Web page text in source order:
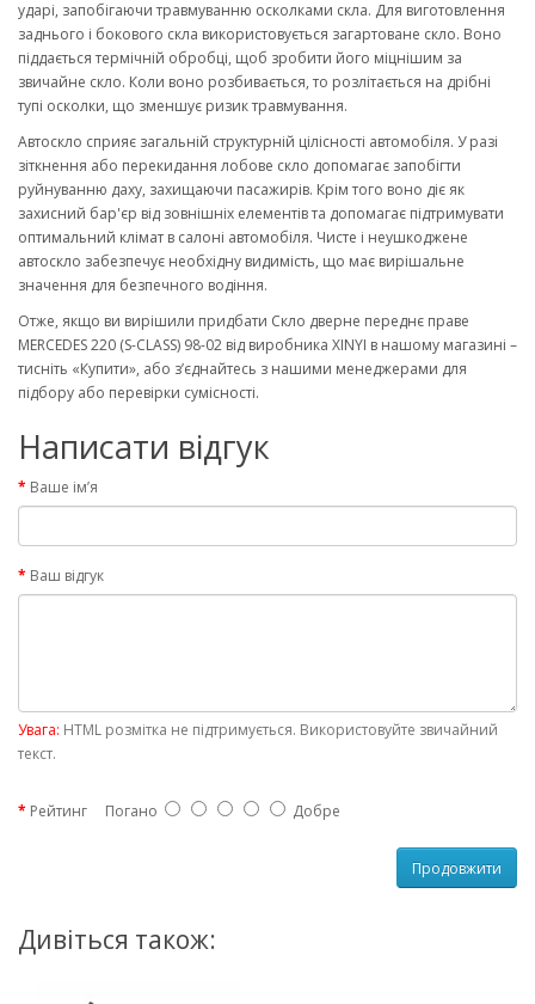
ударі, запобігаючи травмуванню осколками скла. Для виготовлення
заднього і бокового скла використовується загартоване скло. Воно
піддається термічній обробці, щоб зробити його міцнішим за
звичайне скло. Коли воно розбивається, то розлітається на дрібні
тупі осколки, що зменшує ризик травмування.
Автоскло сприяє загальній структурній цілісності автомобіля. У разі
зіткнення або перекидання лобове скло допомагає запобігти
руйнуванню даху, захищаючи пасажирів. Крім того воно діє як
захисний бар'єр від зовнішніх елементів та допомагає підтримувати
оптимальний клімат в салоні автомобіля. Чисте і неушкоджене
автоскло забезпечує необхідну видимість, що має вирішальне
значення для безпечного водіння.
Отже, якщо ви вирішили придбати Скло дверне переднє праве
MERCEDES 220 (S-CLASS) 98-02 від виробника XINYI в нашому магазині –
тисніть «Купити», або з’єднайтесь з нашими менеджерами для
підбору або перевірки сумісності.
Написати відгук
Ваше ім’я
Ваш відгук
Увага: HTML розмітка не підтримується. Використовуйте звичайний
текст.
Рейтинг Погано Добре
Продовжити
Дивіться також: